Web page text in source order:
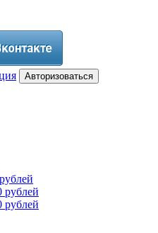
Авторизоваться
рублей
рублей